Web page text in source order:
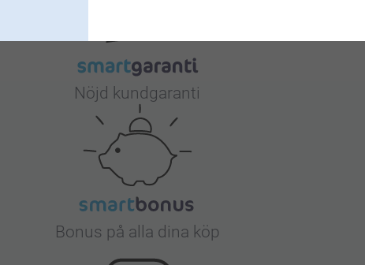
Nöjd kundgaranti
Bonus på alla dina köp